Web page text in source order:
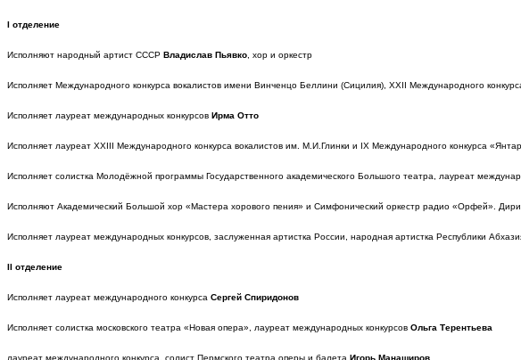
I отделение
Исполняют народный артист СССР Владислав Пьявко , хор и оркестр
Исполняет Международного конкурса вокалистов имени Винченцо Беллини (Сицилия), ХХII Международного
Исполняет лауреат международных конкурсов Ирма Отто
Исполняет лауреат XXIII Международного конкурса вокалистов им. М.И.Глинки и IX Международного конкурса
Исполняет солистка Молодёжной программы Государственного академического Большого театра, лауреат
Исполняют Академический Большой хор «Мастера хорового пения» и Симфонический оркестр радио «Орфей».
Исполняет лауреат международных конкурсов, заслуженная артистка России, народная артистка Республики
II отделение
Исполняет лауреат международного конкурса Сергей Спиридонов
Исполняет солистка московского театра «Новая опера», лауреат международных конкурсов Ольга Терентьева
лауреат международного конкурса, солист Пермского театра оперы и балета Игорь Манаширов